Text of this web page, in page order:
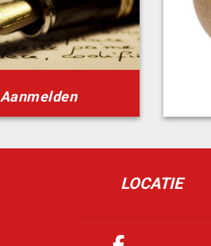
Aanmelden
LOCATIE